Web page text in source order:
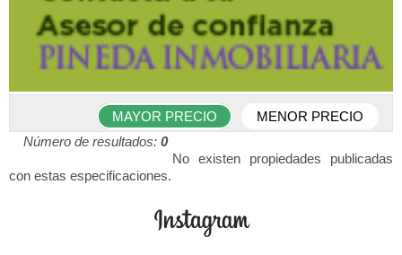
MENOR PRECIO
MAYOR PRECIO
Número de resultados: 0
No existen propiedades publicadas
con estas especificaciones.